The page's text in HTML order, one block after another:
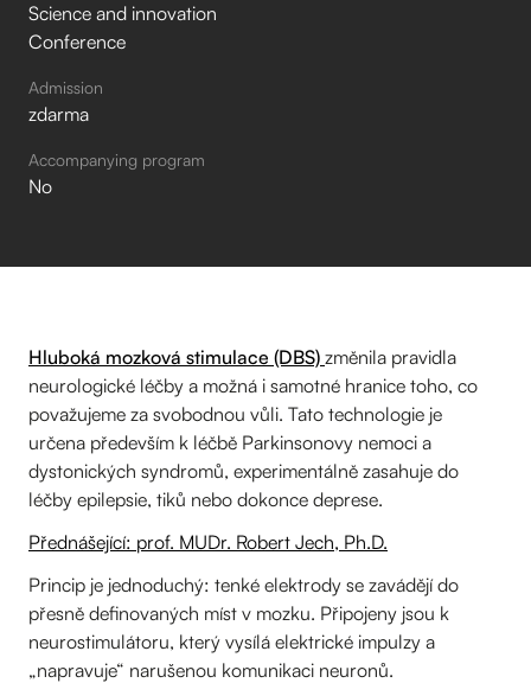
Science and innovation
Conference
Admission
zdarma
Accompanying program
No
Hluboká mozková stimulace (DBS) změnila pravidla
neurologické léčby a možná i samotné hranice toho, co
považujeme za svobodnou vůli. Tato technologie je
určena především k léčbě Parkinsonovy nemoci a
dystonických syndromů, experimentálně zasahuje do
léčby epilepsie, tiků nebo dokonce deprese.
Přednášející: prof. MUDr. Robert Jech, Ph.D.
Princip je jednoduchý: tenké elektrody se zavádějí do
přesně definovaných míst v mozku. Připojeny jsou k
neurostimulátoru, který vysílá elektrické impulzy a
„napravuje“ narušenou komunikaci neuronů.